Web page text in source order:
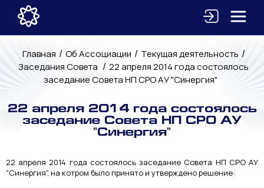
Главная / Об Ассоциации / Текущая деятельность /
Заседания Совета / 22 апреля 2014 года состоялось
заседание Совета НП СРО АУ "Синергия"
22 апреля 2014 года состоялось
заседание Совета НП СРО АУ
"Синергия"
22 апреля 2014 года состоялось заседание Совета НП СРО АУ
"Синергия", на котром было принято и утверждено решение: